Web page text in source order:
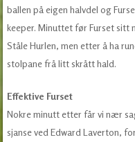
ballen på eigen halvdel og
keeper. Minuttet før Furset
Ståle Hurlen, men etter å ha
stolpane frå litt skrått hald.
Effektive Furset
Nokre minutt etter får vi nær
sjanse ved Edward Laverton,